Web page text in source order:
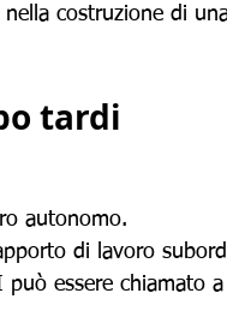
costruzione di
tardi
autonomo.
di lavoro
può essere chiamato a